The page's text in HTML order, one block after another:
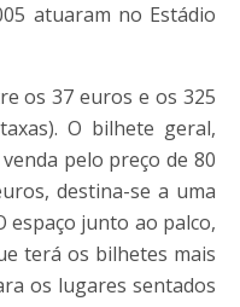
atuaram no Estádio
os 37 euros e os 325
O bilhete geral,
pelo preço de 80
destina-se a uma
espaço junto ao palco,
terá os bilhetes mais
os lugares sentados